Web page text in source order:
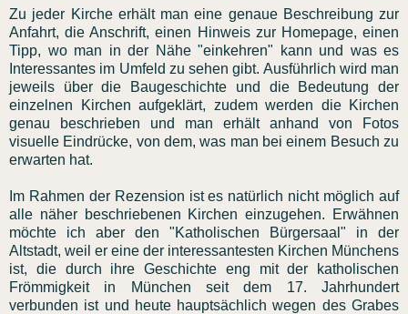
Zu jeder Kirche erhält man eine genaue Beschreibung zur
Anfahrt, die Anschrift, einen Hinweis zur Homepage, einen
Tipp, wo man in der Nähe "einkehren" kann und was es
Interessantes im Umfeld zu sehen gibt. Ausführlich wird man
jeweils über die Baugeschichte und die Bedeutung der
einzelnen Kirchen aufgeklärt, zudem werden die Kirchen
genau beschrieben und man erhält anhand von Fotos
visuelle Eindrücke, von dem, was man bei einem Besuch zu
erwarten hat.
Im Rahmen der Rezension ist es natürlich nicht möglich auf
alle näher beschriebenen Kirchen einzugehen. Erwähnen
möchte ich aber den "Katholischen Bürgersaal" in der
Altstadt, weil er eine der interessantesten Kirchen Münchens
ist, die durch ihre Geschichte eng mit der katholischen
Frömmigkeit in München seit dem 17. Jahrhundert
verbunden ist und heute hauptsächlich wegen des Grabes